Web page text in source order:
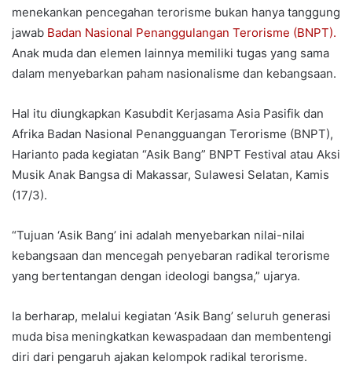
menekankan pencegahan terorisme bukan hanya tanggung
jawab Badan Nasional Penanggulangan Terorisme (BNPT).
Anak muda dan elemen lainnya memiliki tugas yang sama
dalam menyebarkan paham nasionalisme dan kebangsaan.
Hal itu diungkapkan Kasubdit Kerjasama Asia Pasifik dan
Afrika Badan Nasional Penangguangan Terorisme (BNPT),
Harianto pada kegiatan “Asik Bang” BNPT Festival atau Aksi
Musik Anak Bangsa di Makassar, Sulawesi Selatan, Kamis
(17/3).
“Tujuan ‘Asik Bang’ ini adalah menyebarkan nilai-nilai
kebangsaan dan mencegah penyebaran radikal terorisme
yang bertentangan dengan ideologi bangsa,” ujarya.
Ia berharap, melalui kegiatan ‘Asik Bang’ seluruh generasi
muda bisa meningkatkan kewaspadaan dan membentengi
diri dari pengaruh ajakan kelompok radikal terorisme.